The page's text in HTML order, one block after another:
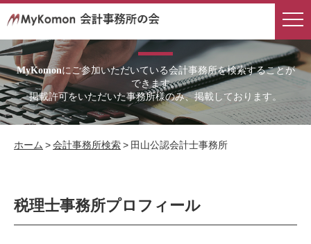
MyKomonにご参加いただいている会計事務所を検索することが
できます。
掲載許可をいただいた事務所様のみ、掲載しております。
ホーム >会計事務所検索> 田山公認会計士事務所
税理士事務所プロフィール